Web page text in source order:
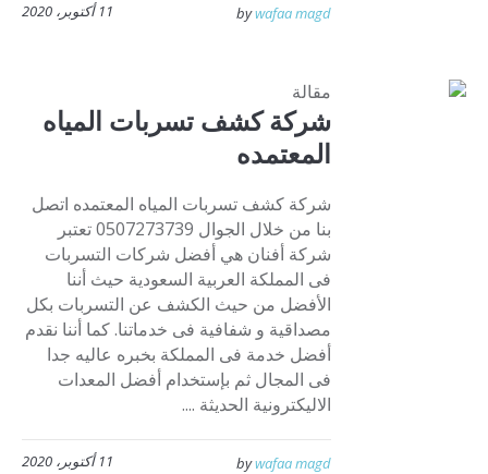
11 أكتوبر، 2020 bywafaa magd
مقالة
شركة كشف تسربات المياه
المعتمده
شركة كشف تسربات المياه المعتمده اتصل
بنا من خلال الجوال 0507273739 تعتبر
شركة أفنان هي أفضل شركات التسربات
فى المملكة العربية السعودية حيث أننا
الأفضل من حيث الكشف عن التسربات بكل
مصداقية و شفافية فى خدماتنا. كما أننا نقدم
أفضل خدمة فى المملكة بخبره عاليه جدا
فى المجال ثم بإستخدام أفضل المعدات
الاليكترونية الحديثة ....
11 أكتوبر، 2020 bywafaa magd